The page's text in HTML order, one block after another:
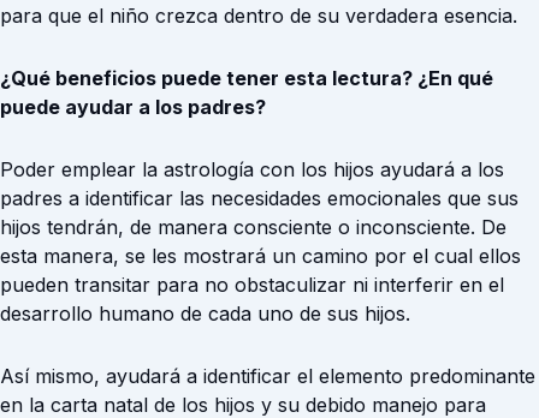
para que el niño crezca dentro de su verdadera esencia.
¿Qué beneficios puede tener esta lectura? ¿En qué
puede ayudar a los padres?
Poder emplear la astrología con los hijos ayudará a los
padres a identificar las necesidades emocionales que sus
hijos tendrán, de manera consciente o inconsciente. De
esta manera, se les mostrará un camino por el cual ellos
pueden transitar para no obstaculizar ni interferir en el
desarrollo humano de cada uno de sus hijos.
Así mismo, ayudará a identificar el elemento predominante
en la carta natal de los hijos y su debido manejo para